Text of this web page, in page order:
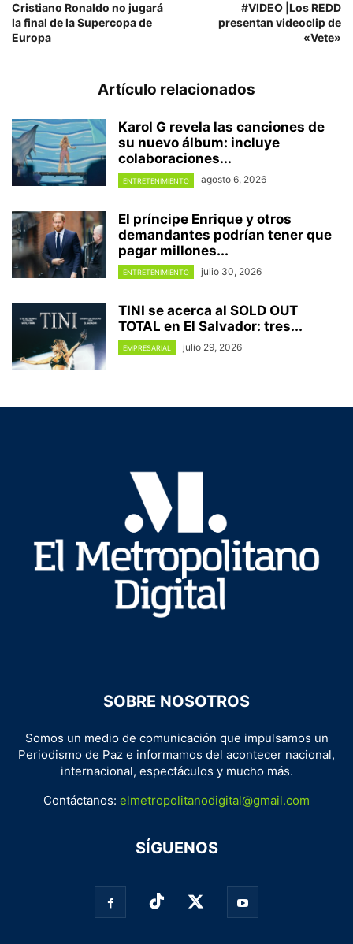
Cristiano Ronaldo no jugará
la final de la Supercopa de
Europa
#VIDEO |Los REDD
presentan videoclip de
«Vete»
Artículo relacionados
Karol G revela las canciones de
su nuevo álbum: incluye
colaboraciones...
ENTRETENIMIENTO agosto 6, 2026
El príncipe Enrique y otros
demandantes podrían tener que
pagar millones...
ENTRETENIMIENTO julio 30, 2026
TINI se acerca al SOLD OUT
TOTAL en El Salvador: tres...
EMPRESARIAL julio 29, 2026
SOBRE NOSOTROS
Somos un medio de comunicación que impulsamos un
Periodismo de Paz e informamos del acontecer nacional,
internacional, espectáculos y mucho más.
Contáctanos: elmetropolitanodigital@gmail.com
SÍGUENOS